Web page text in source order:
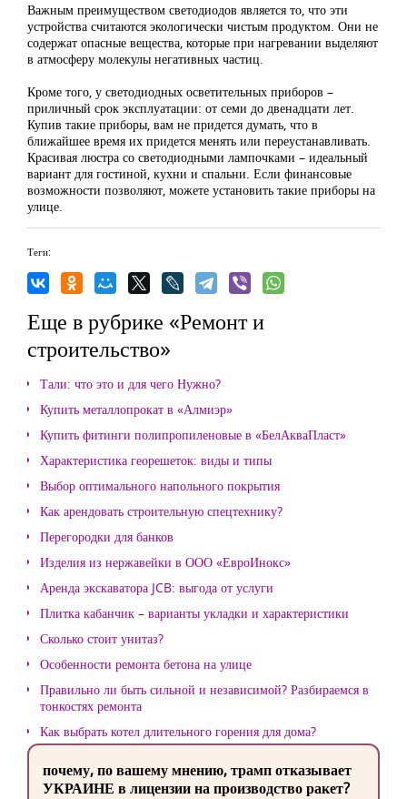
Важным преимуществом светодиодов является то, что эти
устройства считаются экологически чистым продуктом. Они не
содержат опасные вещества, которые при нагревании выделяют
в атмосферу молекулы негативных частиц.
Кроме того, у светодиодных осветительных приборов –
приличный срок эксплуатации: от семи до двенадцати лет.
Купив такие приборы, вам не придется думать, что в
ближайшее время их придется менять или переустанавливать.
Красивая люстра со светодиодными лампочками – идеальный
вариант для гостиной, кухни и спальни. Если финансовые
возможности позволяют, можете установить такие приборы на
улице.
Теги:
Еще в рубрике «Ремонт и
строительство»
Тали: что это и для чего Нужно?
Купить металлопрокат в «Алмиэр»
Купить фитинги полипропиленовые в «БелАкваПласт»
Характеристика георешеток: виды и типы
Выбор оптимального напольного покрытия
Как арендовать строительную спецтехнику?
Перегородки для банков
Изделия из нержавейки в ООО «ЕвроИнокс»
Аренда экскаватора JCB: выгода от услуги
Плитка кабанчик – варианты укладки и характеристики
Сколько стоит унитаз?
Особенности ремонта бетона на улице
Правильно ли быть сильной и независимой? Разбираемся в
тонкостях ремонта
Как выбрать котел длительного горения для дома?
почему, по вашему мнению, трамп отказывает
УКРАИНЕ в лицензии на производство ракет?